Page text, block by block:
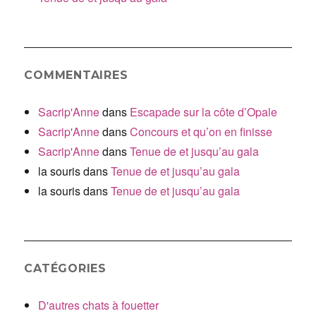
COMMENTAIRES
Sacrip'Annedans Escapade sur la côte d’Opale
Sacrip'AnnedansConcours et qu’on en finisse
Sacrip'AnnedansTenue de et jusqu’au gala
la sourisdansTenue de et jusqu’au gala
la sourisdansTenue de et jusqu’au gala
CATÉGORIES
D'autres chats à fouetter